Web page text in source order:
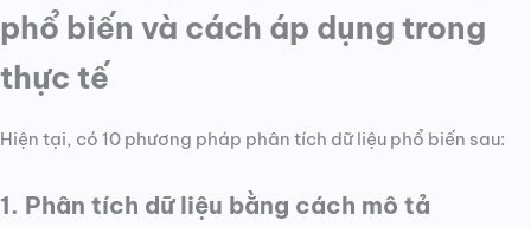
phổ biến và cách áp dụng trong
thực tế
Hiện tại, có 10 phương pháp phân tích dữ liệu phổ biến sau:
1. Phân tích dữ liệu bằng cách mô tả